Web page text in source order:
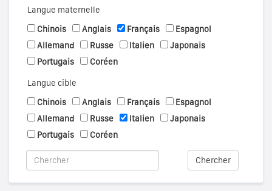
Langue maternelle
Chinois
Anglais Français
Espagnol
Allemand
Russe Italien
Japonais
Portugais
Coréen
Langue cible
Chinois
Anglais Français
Espagnol
Allemand
Russe Italien
Japonais
Portugais
Coréen
Chercher